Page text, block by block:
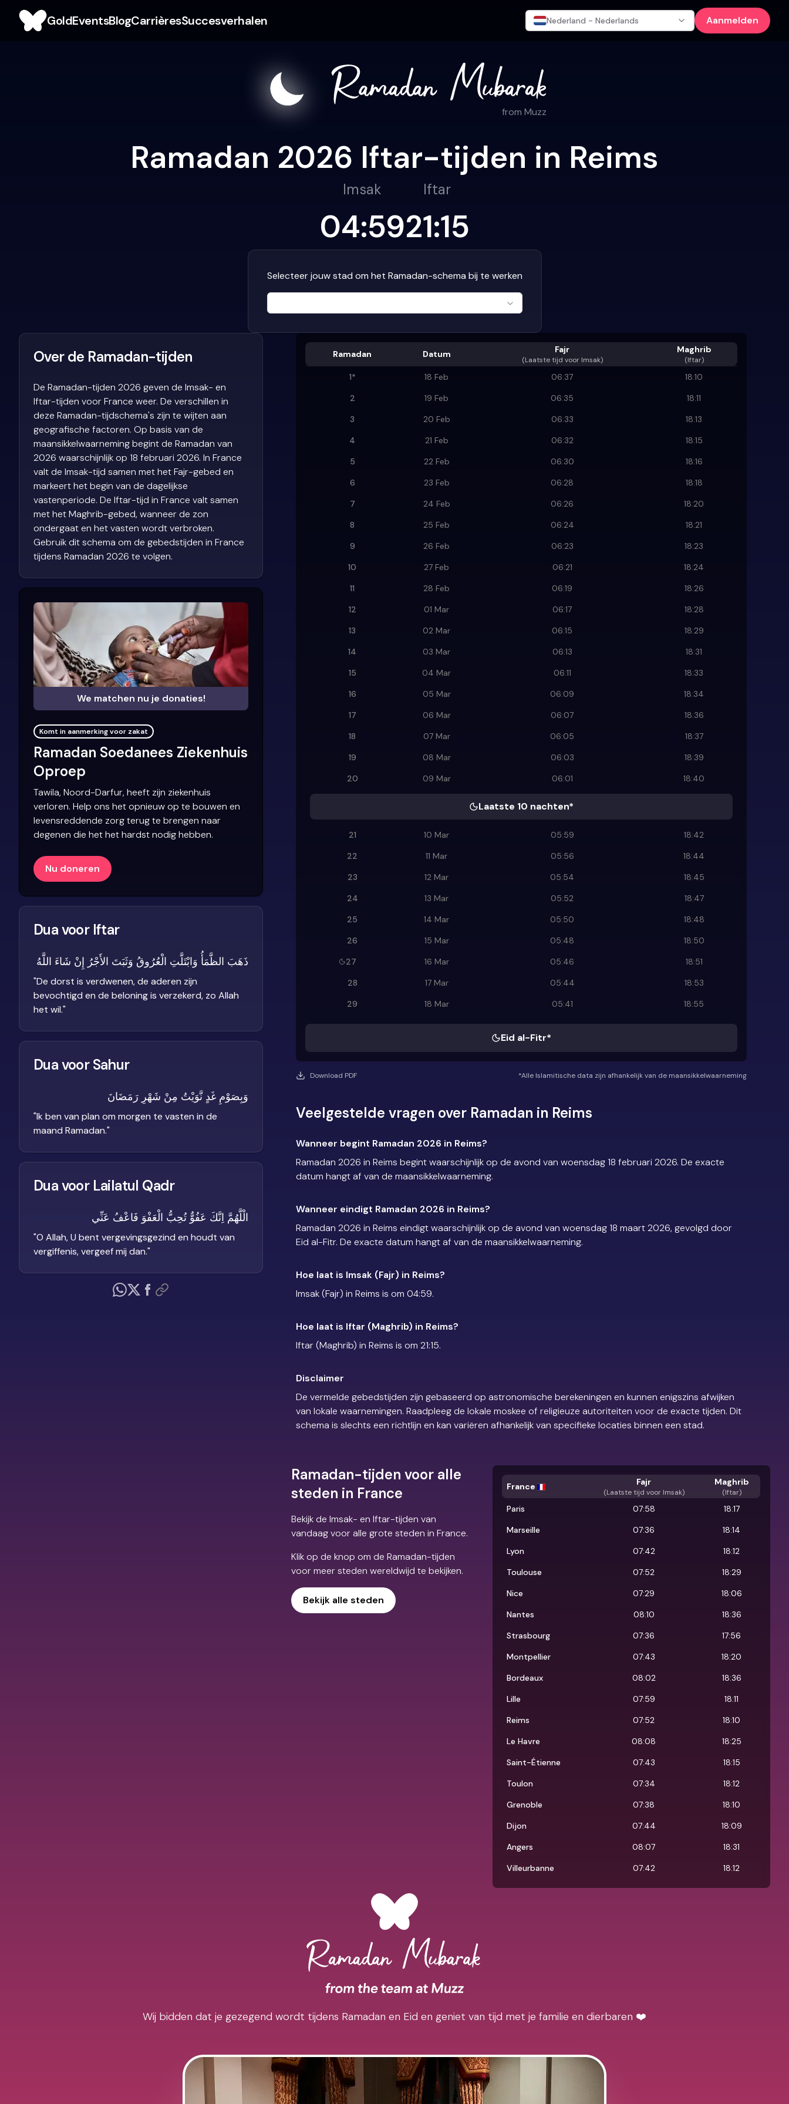
GoldEventsBlogCarrièresSuccesverhalen Nederland - Nederlands Aanmelden
from Muzz
Ramadan 2026 Iftar-tijden in Reims
Imsak
04:59
Iftar
21:15
Selecteer jouw stad om het Ramadan-schema bij te werken
Ramadan Datum Fajr
(Laatste tijd voor Imsak)
Maghrib
(Iftar)
1* 18 Feb 06:37
18:10
2
19 Feb 06:35
18:11
3
20 Feb 06:33
18:13
4
21 Feb 06:32
18:15
5
22 Feb 06:30
18:16
6
23 Feb 06:28
18:18
7
24 Feb 06:26
18:20
8
25 Feb 06:24
18:21
9
26 Feb 06:23
18:23
10
27 Feb 06:21
18:24
11
28 Feb 06:19
18:26
12
01 Mar 06:17
18:28
13
02 Mar 06:15
18:29
14
03 Mar 06:13
18:31
15
04 Mar 06:11
18:33
16
05 Mar 06:09
18:34
17
06 Mar 06:07
18:36
18
07 Mar 06:05
18:37
19
08 Mar 06:03
18:39
20
09 Mar 06:01 18:40
Laatste 10 nachten*
21 10 Mar 05:59
18:42
22
11 Mar 05:56
18:44
23
12 Mar 05:54
18:45
24
13 Mar 05:52
18:47
25
14 Mar 05:50
18:48
26
15 Mar 05:48
18:50
27
16 Mar 05:46
18:51
28
17 Mar 05:44
18:53
29
18 Mar 05:41 18:55
Eid al-Fitr*
Download PDF *Alle Islamitische data zijn afhankelijk van de maansikkelwaarneming
Veelgestelde vragen over Ramadan in Reims
Wanneer begint Ramadan 2026 in Reims?
Ramadan 2026 in Reims begint waarschijnlijk op de avond van woensdag 18 februari 2026. De exacte
datum hangt af van de maansikkelwaarneming.
Wanneer eindigt Ramadan 2026 in Reims?
Ramadan 2026 in Reims eindigt waarschijnlijk op de avond van woensdag 18 maart 2026, gevolgd door
Eid al-Fitr. De exacte datum hangt af van de maansikkelwaarneming.
Hoe laat is Imsak (Fajr) in Reims?
Imsak (Fajr) in Reims is om 04:59.
Hoe laat is Iftar (Maghrib) in Reims?
Iftar (Maghrib) in Reims is om 21:15.
Disclaimer
De vermelde gebedstijden zijn gebaseerd op astronomische berekeningen en kunnen enigszins afwijken
van lokale waarnemingen. Raadpleeg de lokale moskee of religieuze autoriteiten voor de exacte tijden. Dit
schema is slechts een richtlijn en kan variëren afhankelijk van specifieke locaties binnen een stad.
Ramadan-tijden voor alle
steden in France
Bekijk de Imsak- en Iftar-tijden van
vandaag voor alle grote steden in France.
Klik op de knop om de Ramadan-tijden
voor meer steden wereldwijd te bekijken.
Bekijk alle steden
France Fajr
(Laatste tijd voor Imsak)
Maghrib
(Iftar)
Paris 07:58
18:17
Marseille
07:36
18:14
Lyon
07:42
18:12
Toulouse
07:52
18:29
Nice
07:29
18:06
Nantes
08:10
18:36
Strasbourg
07:36
17:56
Montpellier
07:43
18:20
Bordeaux
08:02
18:36
Lille
07:59
18:11
Reims
07:52
18:10
Le Havre
08:08
18:25
Saint-Étienne
07:43
18:15
Toulon
07:34
18:12
Grenoble
07:38
18:10
Dijon
07:44
18:09
Angers
08:07
18:31
Villeurbanne
07:42 18:12
Over de Ramadan-tijden
De Ramadan-tijden 2026 geven de Imsak- en
Iftar-tijden voor France weer. De verschillen in
deze Ramadan-tijdschema's zijn te wijten aan
geografische factoren. Op basis van de
maansikkelwaarneming begint de Ramadan van
2026 waarschijnlijk op 18 februari 2026. In France
valt de Imsak-tijd samen met het Fajr-gebed en
markeert het begin van de dagelijkse
vastenperiode. De Iftar-tijd in France valt samen
met het Maghrib-gebed, wanneer de zon
ondergaat en het vasten wordt verbroken.
Gebruik dit schema om de gebedstijden in France
tijdens Ramadan 2026 te volgen.
We matchen nu je donaties!
Komt in aanmerking voor zakat
Ramadan Soedanees Ziekenhuis
Oproep
Tawila, Noord-Darfur, heeft zijn ziekenhuis
verloren. Help ons het opnieuw op te bouwen en
levensreddende zorg terug te brengen naar
degenen die het het hardst nodig hebben.
Nu doneren
Dua voor Iftar
ذَهَبَ الظَّمَأُ وَابْتَلَّتِ الْعُرُوقُ وَثَبَتَ الأَجْرُ إِنْ شَاءَ اللَّهُ
"De dorst is verdwenen, de aderen zijn
bevochtigd en de beloning is verzekerd, zo Allah
het wil."
Dua voor Sahur
وَبِصَوْمِ غَدٍ نَّوَيْتُ مِنْ شَهْرِ رَمَضَانَ
"Ik ben van plan om morgen te vasten in de
maand Ramadan."
Dua voor Lailatul Qadr
الْلَّهُمَّ اِنَّكَ عَفُوٌّ تُحِبُّ الْعَفْوَ فَاعْفُ عَنِّي
"O Allah, U bent vergevingsgezind en houdt van
vergiffenis, vergeef mij dan."
Wij bidden dat je gezegend wordt tijdens Ramadan en Eid en geniet van tijd met je familie en dierbaren ❤️